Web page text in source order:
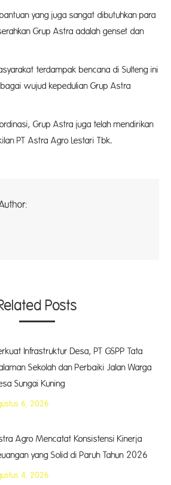
yang juga sangat dibutuhkan para
Grup Astra adalah genset dan
terdampak bencana di Sulteng ini
wujud kepedulian Grup Astra
Grup Astra juga telah mendirikan
PT Astra Agro Lestari Tbk.
Posts
Infrastruktur Desa, PT GSPP Tata
Sekolah dan Perbaiki Jalan Warga
Sungai Kuning
6, 2026
Agro Mencatat Konsistensi Kinerja
yang Solid di Paruh Tahun 2026
4, 2026